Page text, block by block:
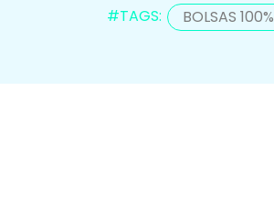
#TAGS: BOLSAS 100%